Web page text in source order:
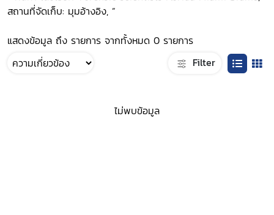
สถานที่จัดเก็บ: มุมอ้างอิง, ”
แสดงข้อมูล ถึง รายการ จากทั้งหมด 0 รายการ
Filter
ไม่พบข้อมูล